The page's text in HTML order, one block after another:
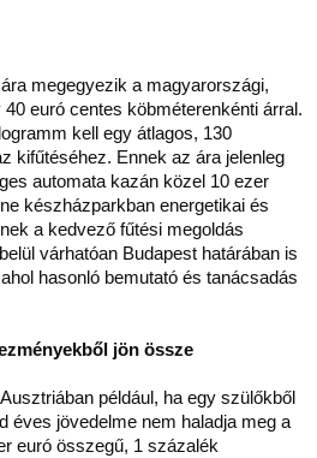
megegyezik a magyarországi,
euró centes köbméterenkénti árral.
kell egy átlagos, 130
kifűtéséhez. Ennek az ára jelenleg
automata kazán közel 10 ezer
készházparkban energetikai és
a kedvező fűtési megoldás
várhatóan Budapest határában is
hasonló bemutató és tanácsadás
jön össze
például, ha egy szülőkből
éves jövedelme nem haladja meg a
euró összegű, 1 százalék